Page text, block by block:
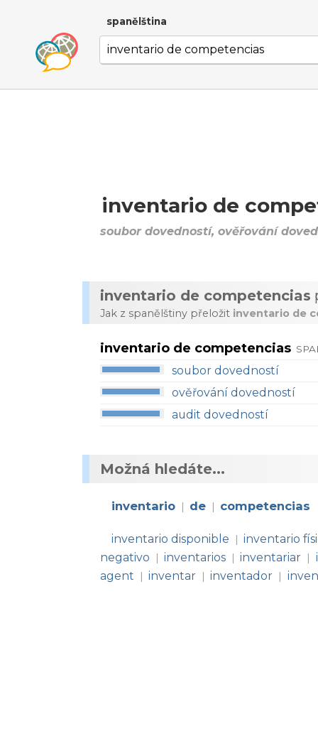
spanělština
inventario de
soubor dovedností, ověřování
inventario de competencias
Jak z spanělštiny přeložit inventario de
inventario de competencias
soubor dovedností
ověřování dovedností
audit dovedností
Možná hledáte...
inventario | de | competencias
inventario disponible | inventario
negativo
| inventarios | inventariar |
agent
| inventar | inventador |